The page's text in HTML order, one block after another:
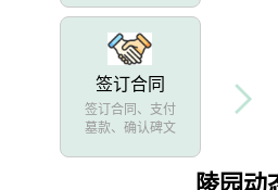
签订合同
签订合同、支付
墓款、确认碑文
陵园动